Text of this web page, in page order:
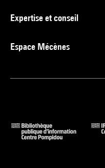
Expertise et conseil
Espace Mécènes